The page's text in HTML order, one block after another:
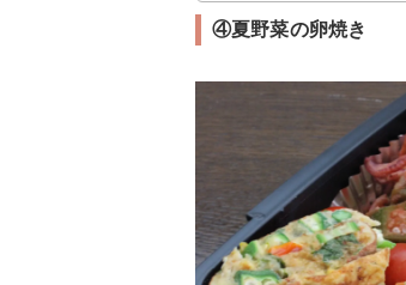
④夏野菜の卵焼き